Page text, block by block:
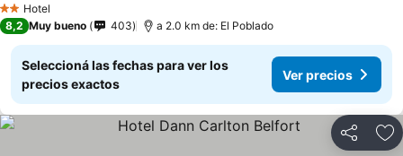
2 Estrellas
Hotel
8,2 Muy bueno 403 a 2.0 km de: El Poblado
Seleccioná las fechas para ver los
precios exactos
Ver precios
Compartir